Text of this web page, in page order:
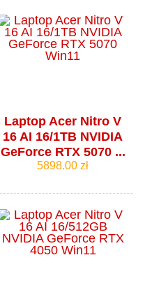
Laptop Acer Nitro V
16 AI 16/1TB NVIDIA
GeForce RTX 5070 ...
5898.00 zł